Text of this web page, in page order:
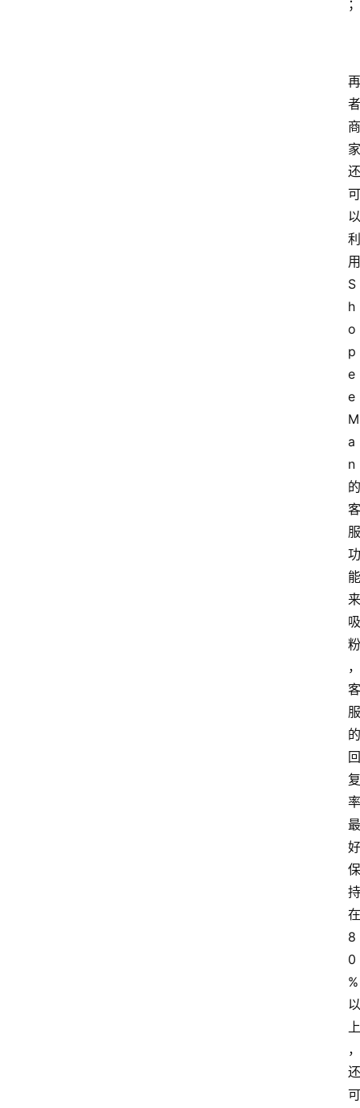
；
再
者
商
家
还
可
以
利
用
S
h
o
p
e
e
M
a
n
的
客
服
功
能
来
吸
粉
，
客
服
的
回
复
率
最
好
保
持
在
8
0
%
以
上
，
还
可